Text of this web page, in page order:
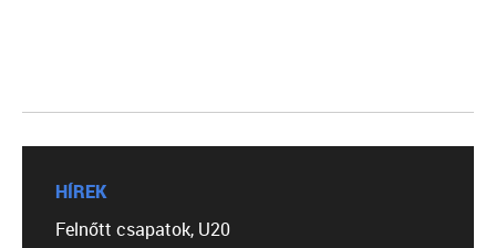
HÍREK
Felnőtt csapatok, U20